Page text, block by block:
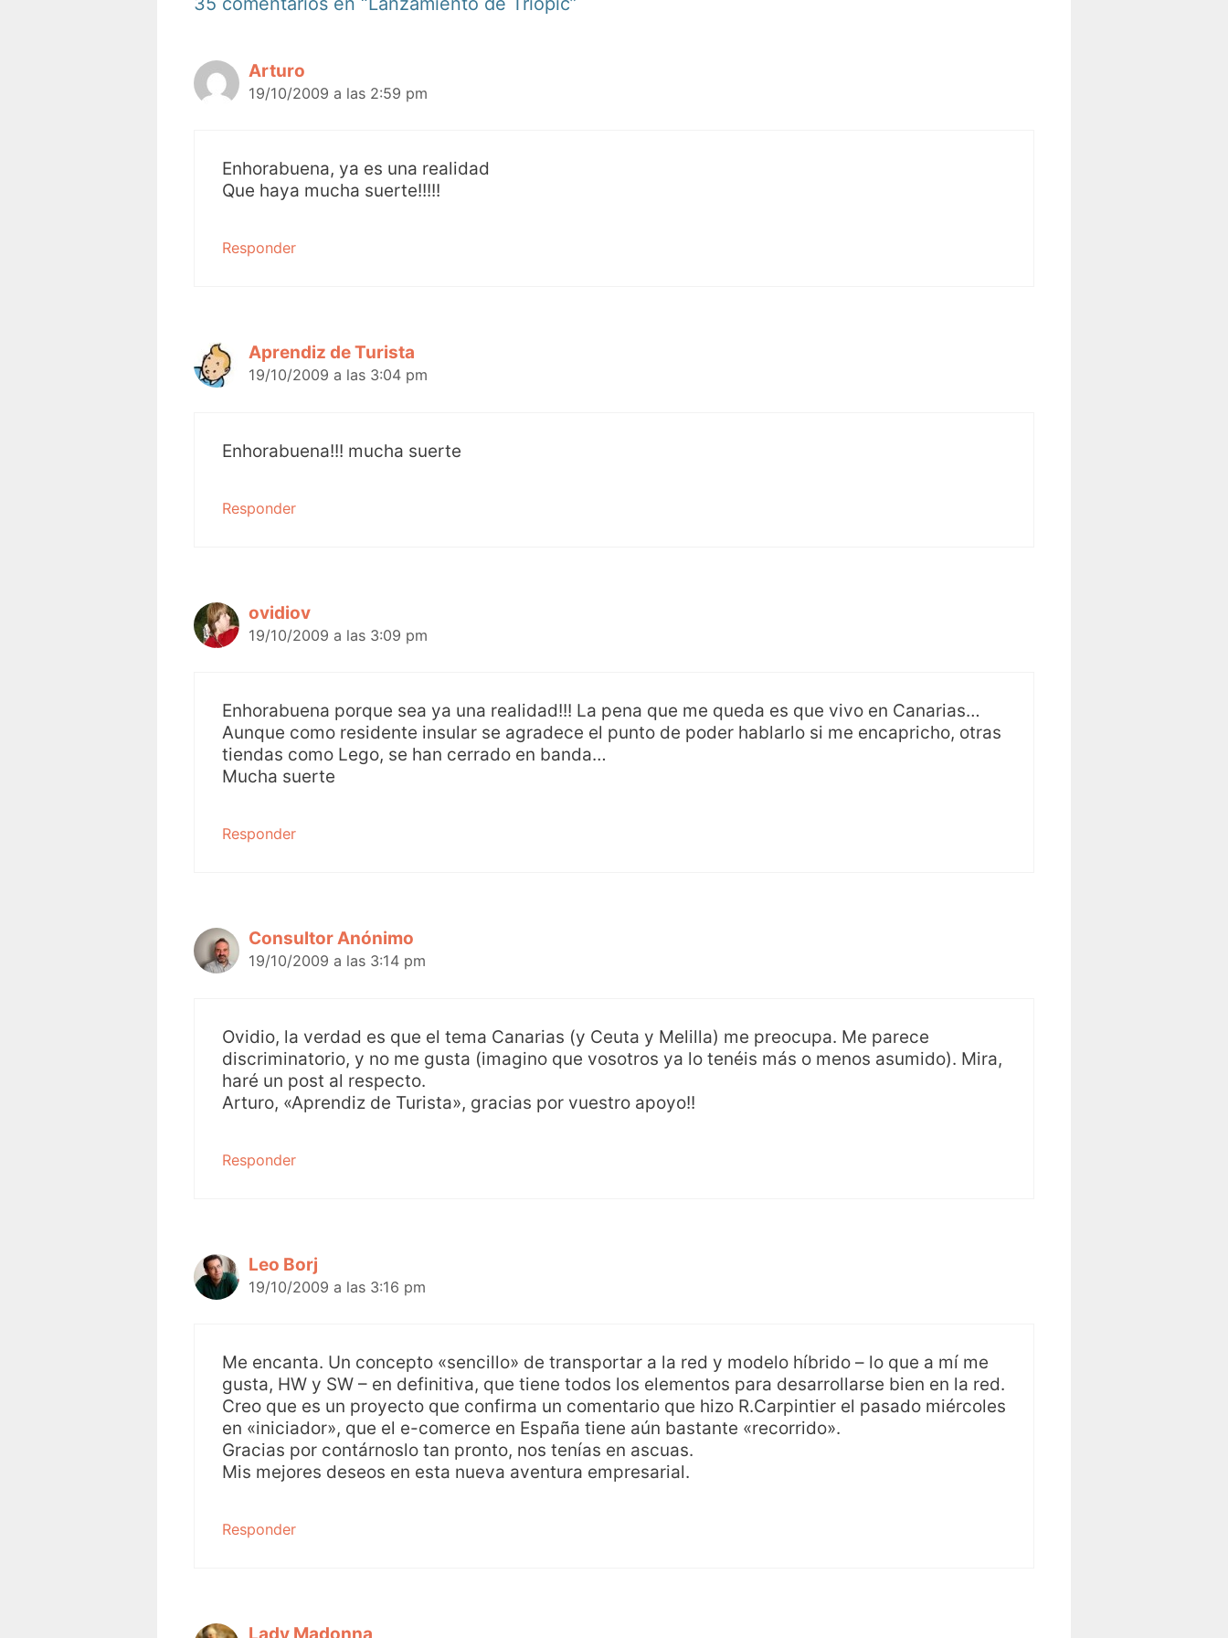
Arturo
19/10/2009 a las 2:59 pm
Enhorabuena, ya es una realidad
Que haya mucha suerte!!!!!
Responder
Aprendiz de Turista
19/10/2009 a las 3:04 pm
Enhorabuena!!! mucha suerte
Responder
ovidiov
19/10/2009 a las 3:09 pm
Enhorabuena porque sea ya una realidad!!! La pena que me queda es que vivo en Canarias…
Aunque como residente insular se agradece el punto de poder hablarlo si me encapricho, otras
tiendas como Lego, se han cerrado en banda…
Mucha suerte
Responder
Consultor Anónimo
19/10/2009 a las 3:14 pm
Ovidio, la verdad es que el tema Canarias (y Ceuta y Melilla) me preocupa. Me parece
discriminatorio, y no me gusta (imagino que vosotros ya lo tenéis más o menos asumido). Mira,
haré un post al respecto.
Arturo, «Aprendiz de Turista», gracias por vuestro apoyo!!
Responder
Leo Borj
19/10/2009 a las 3:16 pm
Me encanta. Un concepto «sencillo» de transportar a la red y modelo híbrido – lo que a mí me
gusta, HW y SW – en definitiva, que tiene todos los elementos para desarrollarse bien en la red.
Creo que es un proyecto que confirma un comentario que hizo R.Carpintier el pasado miércoles
en «iniciador», que el e-comerce en España tiene aún bastante «recorrido».
Gracias por contárnoslo tan pronto, nos tenías en ascuas.
Mis mejores deseos en esta nueva aventura empresarial.
Responder